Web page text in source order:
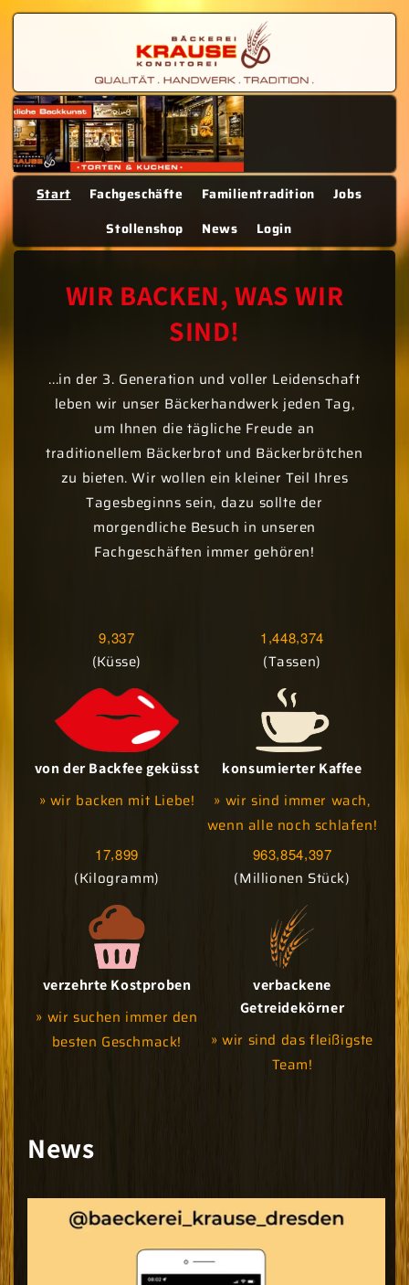
zum
Start Fachgeschäfte Familientradition
Jobs
Stollenshop
News Login
WIR BACKEN, WAS WIR
SIND!
...in der 3. Generation und voller Leidenschaft
leben wir unser Bäckerhandwerk jeden Tag,
um Ihnen die tägliche Freude an
traditionellem Bäckerbrot und Bäckerbrötchen
zu bieten. Wir wollen ein kleiner Teil Ihres
Tagesbeginns sein, dazu sollte der
morgendliche Besuch in unseren
Fachgeschäften immer gehören!
9,337
(Küsse)
von der Backfee geküsst
» wir backen mit Liebe!
1,448,374
(Tassen)
konsumierter Kaffee
» wir sind immer wach,
wenn alle noch schlafen!
17,899
(Kilogramm)
verzehrte Kostproben
» wir suchen immer den
besten Geschmack!
963,854,397
(Millionen Stück)
verbackene
Getreidekörner
» wir sind das fleißigste
Team!
News